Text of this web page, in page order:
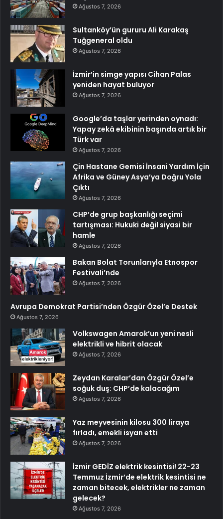
Ağustos 7, 2026
Sultanköy’ün gururu Ali Karakaş
Tuğgeneral oldu
Ağustos 7, 2026
İzmir’in simge yapısı Cihan Palas
yeniden hayat buluyor
Ağustos 7, 2026
Google’da taşlar yerinden oynadı:
Yapay zekâ ekibinin başında artık bir
Türk var
Ağustos 7, 2026
Çin Hastane Gemisi İnsani Yardım İçin
Afrika ve Güney Asya’ya Doğru Yola
Çıktı
Ağustos 7, 2026
CHP’de grup başkanlığı seçimi
tartışması: Hukuki değil siyasi bir
hamle
Ağustos 7, 2026
Bakan Bolat Torunlarıyla Etnospor
Festivali’nde
Ağustos 7, 2026
Avrupa Demokrat Partisi’nden Özgür Özel’e Destek
Ağustos 7, 2026
Volkswagen Amarok’un yeni nesli
elektrikli ve hibrit olacak
Ağustos 7, 2026
Zeydan Karalar’dan Özgür Özel’e
soğuk duş: CHP’de kalacağım
Ağustos 7, 2026
Yaz meyvesinin kilosu 300 liraya
fırladı, emekli isyan etti
Ağustos 7, 2026
İzmir GEDİZ elektrik kesintisi! 22-23
Temmuz İzmir’de elektrik kesintisi ne
zaman bitecek, elektrikler ne zaman
gelecek?
Ağustos 7, 2026